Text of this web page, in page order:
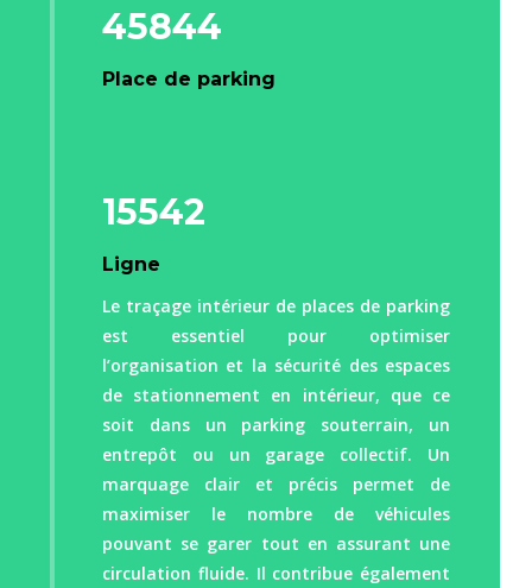
45844
Place de parking
15542
Ligne
Le traçage intérieur de places de parking
est essentiel pour optimiser
l’organisation et la sécurité des espaces
de stationnement en intérieur, que ce
soit dans un parking souterrain, un
entrepôt ou un garage collectif. Un
marquage clair et précis permet de
maximiser le nombre de véhicules
pouvant se garer tout en assurant une
circulation fluide. Il contribue également